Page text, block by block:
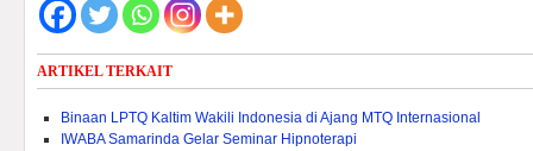
ARTIKEL TERKAIT
Binaan LPTQ Kaltim Wakili Indonesia di Ajang MTQ Internasional
IWABA Samarinda Gelar Seminar Hipnoterapi